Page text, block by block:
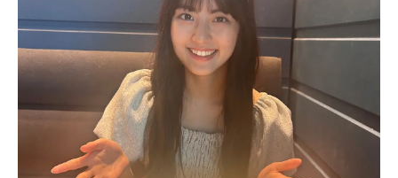
ST member
新規会員登録・ログイン